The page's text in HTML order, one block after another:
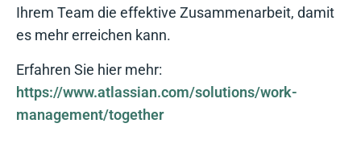
Ihrem Team die effektive Zusammenarbeit, damit
es mehr erreichen kann.
Erfahren Sie hier mehr:
https://www.atlassian.com/solutions/work-
management/together